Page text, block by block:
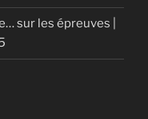
sur les épreuves |